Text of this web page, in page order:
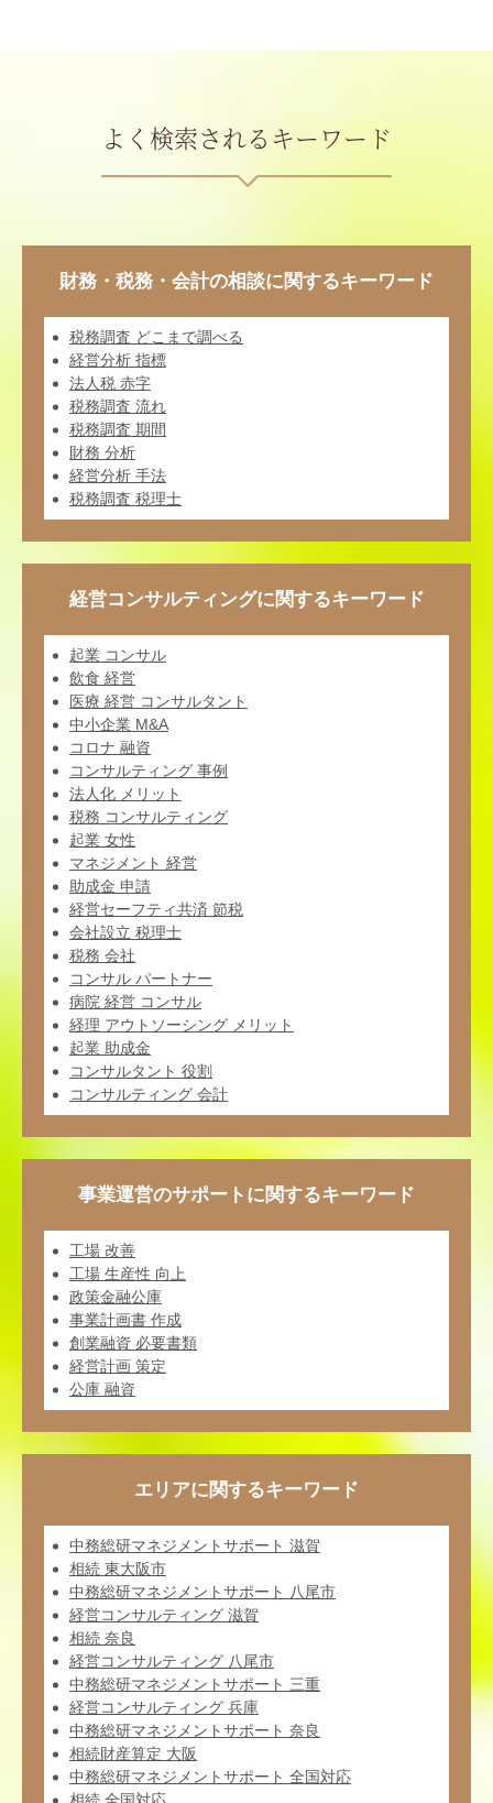
よく検索されるキーワード
財務・税務・会計の相談に関するキーワード
税務調査 どこまで調べる
経営分析 指標
法人税 赤字
税務調査 流れ
税務調査 期間
財務 分析
経営分析 手法
税務調査 税理士
経営コンサルティングに関するキーワード
起業 コンサル
飲食 経営
医療 経営 コンサルタント
中小企業 M&A
コロナ 融資
コンサルティング 事例
法人化 メリット
税務 コンサルティング
起業 女性
マネジメント 経営
助成金 申請
経営セーフティ共済 節税
会社設立 税理士
税務 会社
コンサル パートナー
病院 経営 コンサル
経理 アウトソーシング メリット
起業 助成金
コンサルタント 役割
コンサルティング 会計
事業運営のサポートに関するキーワード
工場 改善
工場 生産性 向上
政策金融公庫
事業計画書 作成
創業融資 必要書類
経営計画 策定
公庫 融資
エリアに関するキーワード
中務総研マネジメントサポート 滋賀
相続 東大阪市
中務総研マネジメントサポート 八尾市
経営コンサルティング 滋賀
相続 奈良
経営コンサルティング 八尾市
中務総研マネジメントサポート 三重
経営コンサルティング 兵庫
中務総研マネジメントサポート 奈良
相続財産算定 大阪
中務総研マネジメントサポート 全国対応